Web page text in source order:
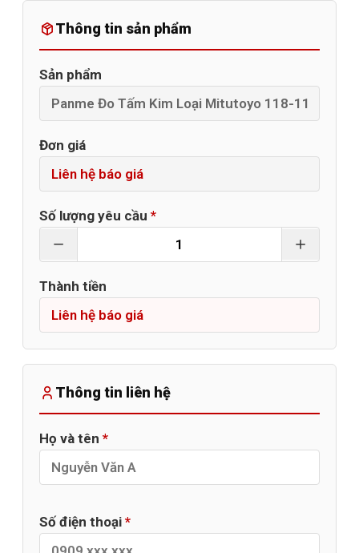
Thông tin sản phẩm
Sản phẩm
Đơn giá
Số lượng yêu cầu *
Thành tiền
Thông tin liên hệ
Họ và tên *
Số điện thoại *